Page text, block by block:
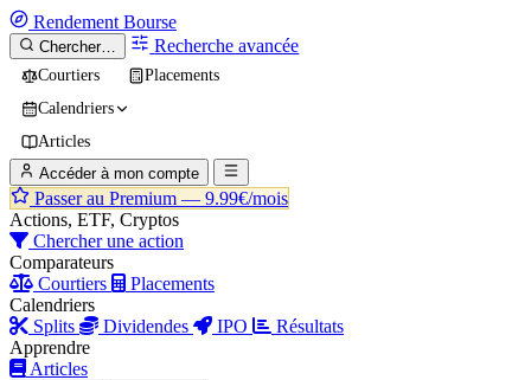
Rendement Bourse
Chercher… Recherche avancée
Courtiers
Placements
Calendriers
Articles
Accéder à mon compte
Passer au Premium — 9.99€/mois
Actions, ETF, Cryptos
Chercher une action
Comparateurs
Courtiers
Placements
Calendriers
Splits
Dividendes IPO
Résultats
Apprendre
Articles